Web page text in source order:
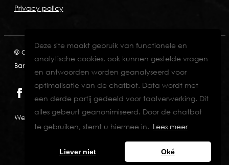
Deze site maakt gebruik van functionele en
analytische cookies, ook kunnen gestelde vragen
en antwoorden worden geanalyseerd voor
optimalisatie van de chatbot. Data wordt met
een derde partij gedeeld voor taalverwerking. Dit
alles gebeurt geanonimiseerd. Door de chatbot
te gebruiken, stemt u hiermee in. Lees meer
Liever niet Oké
Privacy policy
© Copyright 2026 KVK: 60772697
Bank: NL82INGB0006711429
Website designed & developed by Eenvoud.